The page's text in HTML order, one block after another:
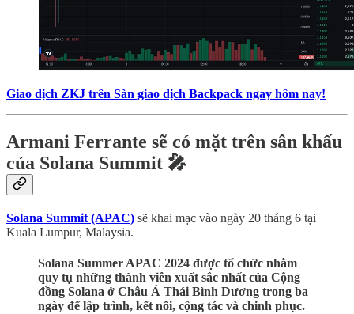
Giao dịch ZKJ trên Sàn giao dịch Backpack ngay hôm nay!
Armani Ferrante sẽ có mặt trên sân khấu
của Solana Summit 🎤
Solana Summit (APAC) sẽ khai mạc vào ngày 20 tháng 6 tại
Kuala Lumpur, Malaysia.
Solana Summer APAC 2024 được tổ chức nhằm
quy tụ những thành viên xuất sắc nhất của Cộng
đồng Solana ở Châu Á Thái Bình Dương trong ba
ngày để lập trình, kết nối, cộng tác và chinh phục.